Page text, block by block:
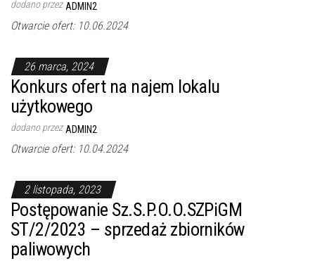
dodano przez ADMIN2
Otwarcie ofert: 10.06.2024
26 marca, 2024
Konkurs ofert na najem lokalu
użytkowego
dodano przez ADMIN2
Otwarcie ofert: 10.04.2024
2 listopada, 2023
Postępowanie Sz.S.P.O.O.SZPiGM
ST/2/2023 – sprzedaż zbiorników
paliwowych